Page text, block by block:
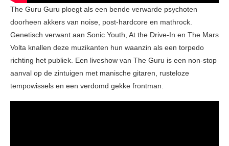
The Guru Guru ploegt als een bende verwarde psychoten
doorheen akkers van noise, post-hardcore en mathrock.
Genetisch verwant aan Sonic Youth, At the Drive-In en The Mars
Volta knallen deze muzikanten hun waanzin als een torpedo
richting het publiek. Een liveshow van The Guru is een non-stop
aanval op de zintuigen met manische gitaren, rusteloze
tempowissels en een verdomd gekke frontman.